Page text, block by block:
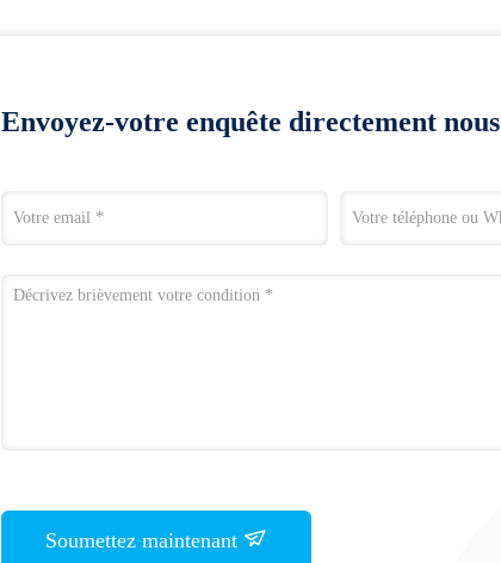
Envoyez-votre enquête directement nous
Soumettez maintenant